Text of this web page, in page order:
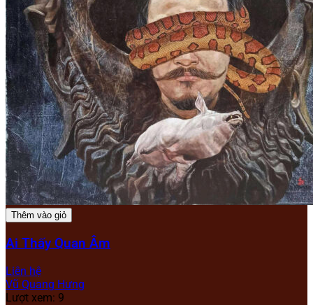
Thêm vào giỏ
Ai Thấy Quan Âm
Liên hệ
Vũ Quang Hưng
Lượt xem: 9